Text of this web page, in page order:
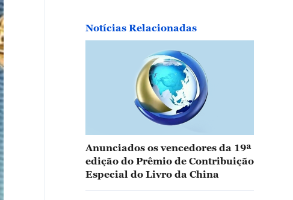
Notícias Relacionadas
Anunciados os vencedores da 19ª
edição do Prêmio de Contribuição
Especial do Livro da China